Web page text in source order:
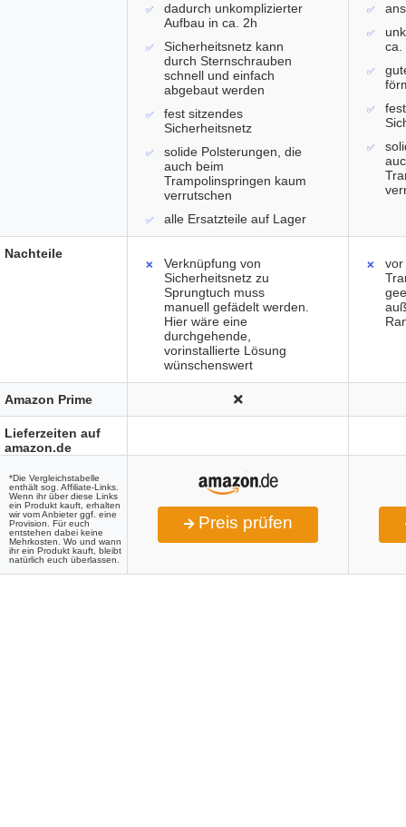
dadurch unkomplizierter
Aufbau in ca. 2h
Sicherheitsnetz kann
durch Sternschrauben
schnell und einfach
abgebaut werden
fest sitzendes
Sicherheitsnetz
solide Polsterungen, die
auch beim
Trampolinspringen kaum
verrutschen
alle Ersatzteile auf Lager
ca.
Verknüpfung von
Sicherheitsnetz zu
Sprungtuch muss
manuell gefädelt werden.
Hier wäre eine
durchgehende,
vorinstallierte Lösung
wünschenswert
vor
Preis prüfen
Nachteile
Amazon Prime
Lieferzeiten auf
amazon.de
*Die Vergleichstabelle
enthält sog. Affiliate-Links.
Wenn ihr über diese Links
ein Produkt kauft, erhalten
wir vom Anbieter ggf. eine
Provision. Für euch
entstehen dabei keine
Mehrkosten. Wo und wann
ihr ein Produkt kauft, bleibt
natürlich euch überlassen.